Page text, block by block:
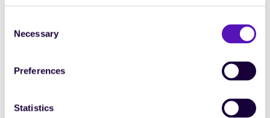
Selection
Necessary
Preferences
Statistics
de l’équipe projet. Et de bien estimer le délai pour fournir
l’ensemble des données liées aux missions et projets en
cours avec des ressources externes, pour les intégrer sur